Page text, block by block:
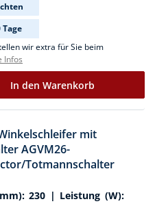
wir extra für Sie beim
Infos
In den Warenkorb
mit
AGVM26-
Totmannschalter
230 | Leistung (W):